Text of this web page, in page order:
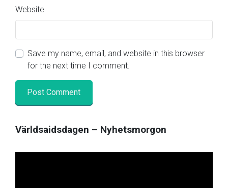
Website
Save my name, email, and website in this browser
for the next time I comment.
Världsaidsdagen – Nyhetsmorgon